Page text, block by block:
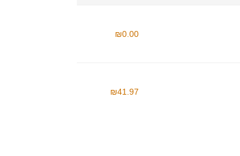
₪0.00
₪41.97